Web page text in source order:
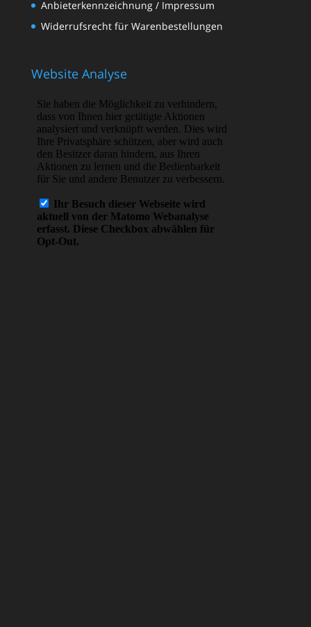
Anbieterkennzeichnung / Impressum
Widerrufsrecht für Warenbestellungen
Website Analyse